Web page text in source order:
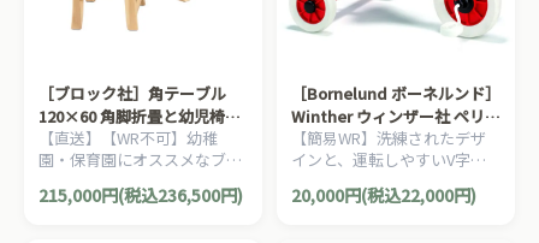
［ブロック社］角テーブル
120×60 角脚折畳と幼児椅子
6脚のセット
【直送】【WR不可】幼稚
園・保育園にオススメなブロ
ック社の木製子ども家具。割
安なってるテーブルと椅子の
215,000円(税込236,500円)
［Bornelund ボーネルンド］
Winther ウィンザー社 ペリカ
ンデザイン三輪車 Vハンドル
赤
【簡易WR】洗練されたデザ
インと、運転しやすいV字ハ
ンドルが特徴の三輪車。デン
マーク・ウィンザー社のペリ
20,000円(税込22,000円)